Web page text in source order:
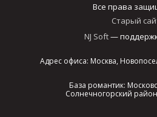
Все права
Старый
NJ Soft—
Адрес офиса: Москва,
База романтик:
Солнечногорский